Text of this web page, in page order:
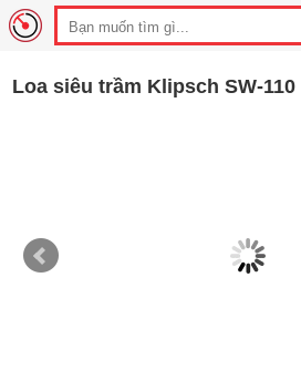
Loa siêu trầm Klipsch SW-110